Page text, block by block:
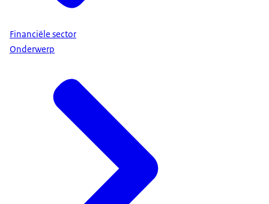
Financiële sector
Onderwerp